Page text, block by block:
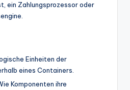
ein Zahlungsprozessor oder
Einheiten der
eines Containers.
Komponenten ihre